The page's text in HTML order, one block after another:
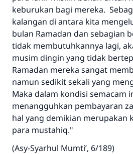
keburukan bagi mereka.
kalangan di antara kita
bulan Ramadan dan sebagian
tidak membutuhkannya lagi,
musim dingin yang tidak
Ramadan mereka sangat
namun sedikit sekali yang
Maka dalam kondisi semacam
menangguhkan pembayaran
hal yang demikian merupakan
para mustahiq."
(Asy-Syarhul Mumti’, 6/189)